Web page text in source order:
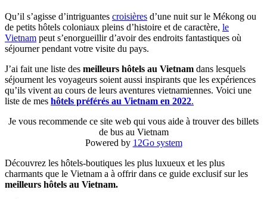
Qu’il s’agisse d’intriguantes croisières d’une nuit sur le Mékong ou
de petits hôtels coloniaux pleins d’histoire et de caractère, le
Vietnam peut s’enorgueillir d’avoir des endroits fantastiques où
séjourner pendant votre visite du pays.
J’ai fait une liste des meilleurs hôtels au Vietnam dans lesquels
séjournent les voyageurs soient aussi inspirants que les expériences
qu’ils vivent au cours de leurs aventures vietnamiennes. Voici une
liste de mes hôtels préférés au Vietnam en 2022.
Je vous recommende ce site web qui vous aide à trouver des billets
de bus au Vietnam
Powered by 12Go system
Découvrez les hôtels-boutiques les plus luxueux et les plus
charmants que le Vietnam a à offrir dans ce guide exclusif sur les
meilleurs hôtels au Vietnam.